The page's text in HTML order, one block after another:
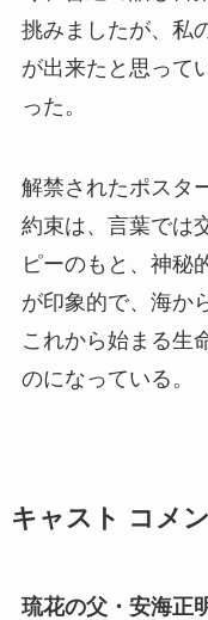
挑みましたが、私
が出来たと思って
った。
解禁されたポスタ
約束は、言葉では
ピーのもと、神秘
が印象的で、海か
これから始まる生
のになっている。
キャスト コメ
琉花の父・安海正